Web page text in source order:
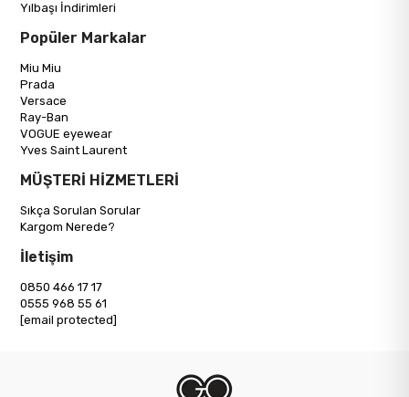
Yılbaşı İndirimleri
Popüler Markalar
Miu Miu
Prada
Versace
Ray-Ban
VOGUE eyewear
Yves Saint Laurent
MÜŞTERİ HİZMETLERİ
Sıkça Sorulan Sorular
Kargom Nerede?
İletişim
0850 466 17 17
0555 968 55 61
[email protected]